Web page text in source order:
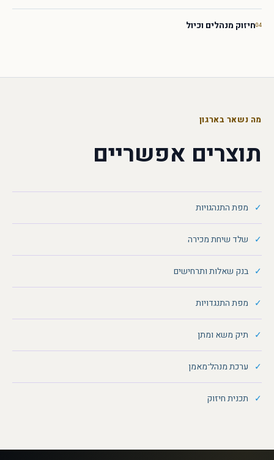
04חיזוק מנהלים וכיול
מה נשאר בארגון
תוצרים אפשריים
מפת התנהגויות
שלד שיחת מכירה
בנק שאלות ותרחישים
מפת התנגדויות
תיק משא ומתן
ערכת מנהל־מאמן
תכנית חיזוק